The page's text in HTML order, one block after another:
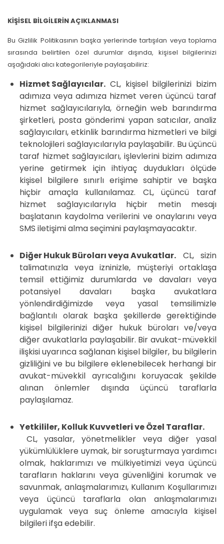
KİŞİSEL BİLGİLERİN AÇIKLANMASI
Bu Gizlilik Politikasının başka yerlerinde tartışılan veya toplama
sırasında belirtilen özel durumlar dışında, kişisel bilgilerinizi
aşağıdaki alıcı kategorileriyle paylaşabiliriz:
Hizmet Sağlayıcılar. CL, kişisel bilgilerinizi bizim
adımıza veya adımıza hizmet veren üçüncü taraf
hizmet sağlayıcılarıyla, örneğin web barındırma
şirketleri, posta gönderimi yapan satıcılar, analiz
sağlayıcıları, etkinlik barındırma hizmetleri ve bilgi
teknolojileri sağlayıcılarıyla paylaşabilir. Bu üçüncü
taraf hizmet sağlayıcıları, işlevlerini bizim adımıza
yerine getirmek için ihtiyaç duydukları ölçüde
kişisel bilgilere sınırlı erişime sahiptir ve başka
hiçbir amaçla kullanılamaz. CL, üçüncü taraf
hizmet sağlayıcılarıyla hiçbir metin mesajı
başlatanın kaydolma verilerini ve onaylarını veya
SMS iletişimi alma seçimini paylaşmayacaktır.
Diğer Hukuk Büroları veya Avukatlar. CL, sizin
talimatınızla veya izninizle, müşteriyi ortaklaşa
temsil ettiğimiz durumlarda ve davaları veya
potansiyel davaları başka avukatlara
yönlendirdiğimizde veya yasal temsilimizle
bağlantılı olarak başka şekillerde gerektiğinde
kişisel bilgilerinizi diğer hukuk büroları ve/veya
diğer avukatlarla paylaşabilir. Bir avukat-müvekkil
ilişkisi uyarınca sağlanan kişisel bilgiler, bu bilgilerin
gizliliğini ve bu bilgilere eklenebilecek herhangi bir
avukat-müvekkil ayrıcalığını koruyacak şekilde
alınan önlemler dışında üçüncü taraflarla
paylaşılamaz.
Yetkililer, Kolluk Kuvvetleri ve Özel Taraflar.
CL, yasalar, yönetmelikler veya diğer yasal
yükümlülüklere uymak, bir soruşturmaya yardımcı
olmak, haklarımızı ve mülkiyetimizi veya üçüncü
tarafların haklarını veya güvenliğini korumak ve
savunmak, anlaşmalarımızı, Kullanım Koşullarımızı
veya üçüncü taraflarla olan anlaşmalarımızı
uygulamak veya suç önleme amacıyla kişisel
bilgileri ifşa edebilir.